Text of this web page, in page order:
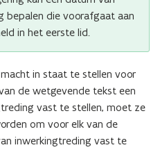
bepalen die voorafgaat aan
in het eerste lid.
in staat te stellen voor
de wetgevende tekst een
vast te stellen, moet ze
om voor elk van de
inwerkingtreding vast te